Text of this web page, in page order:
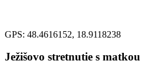
GPS: 48.4616152, 18.9118238
Ježišovo stretnutie s matkou